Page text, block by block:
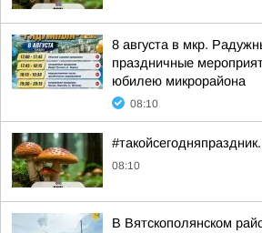
8 августа в мкр.
праздничные
юбилею микрорайона
08:10
08:10
В Вятскополянском